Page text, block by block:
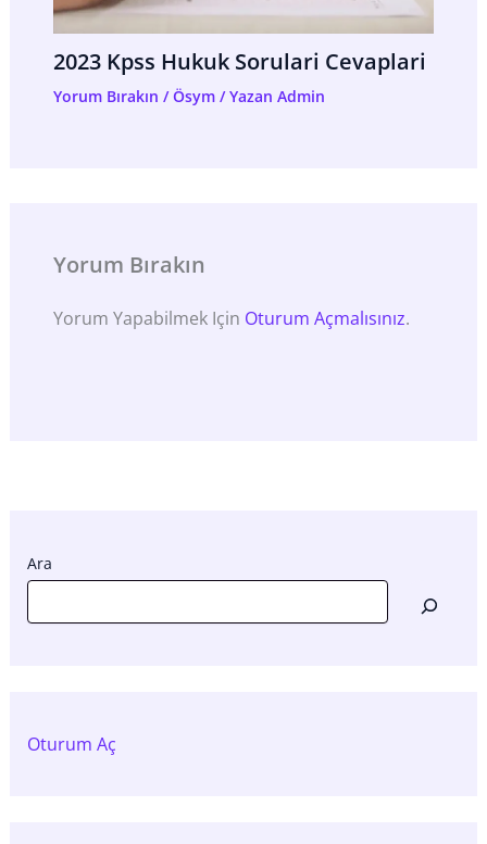
2023 Kpss Hukuk Sorulari Cevaplari
Yorum Bırakın /Ösym/ Yazan Admin
Yorum Bırakın
Yorum Yapabilmek Için Oturum Açmalısınız.
Ara
Oturum Aç